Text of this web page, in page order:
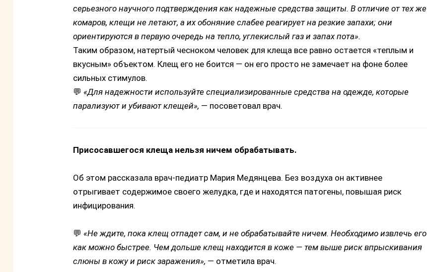
серьезного научного подтверждения как надежные средства защиты. В отличие от тех же
комаров, клещи не летают, а их обоняние слабее реагирует на резкие запахи; они
ориентируются в первую очередь на тепло, углекислый газ и запах пота».
Таким образом, натертый чесноком человек для клеща все равно остается «теплым и
вкусным» объектом. Клещ его не боится — он его просто не замечает на фоне более
сильных стимулов.
💬 «Для надежности используйте специализированные средства на одежде, которые
парализуют и убивают клещей», — посоветовал врач.
Присосавшегося клеща нельзя ничем обрабатывать.
Об этом рассказала врач-педиатр Мария Медянцева. Без воздуха он активнее
отрыгивает содержимое своего желудка, где и находятся патогены, повышая риск
инфицирования.
💬 «Не ждите, пока клещ отпадет сам, и не обрабатывайте ничем. Необходимо извлечь его
как можно быстрее. Чем дольше клещ находится в коже — тем выше риск впрыскивания
слюны в кожу и риск заражения», — отметила врач.